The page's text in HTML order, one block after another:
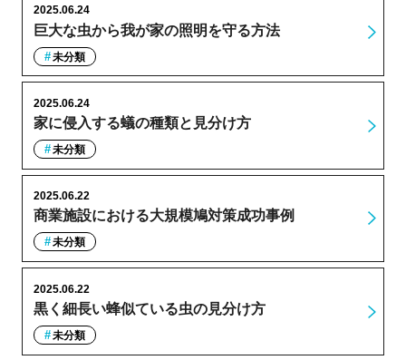
巨大な虫から我が家の照明を守る方法
2025.06.24
未分類
家に侵入する蟻の種類と見分け方
2025.06.24
未分類
商業施設における大規模鳩対策成功事例
2025.06.22
未分類
黒く細長い蜂似ている虫の見分け方
2025.06.22
未分類